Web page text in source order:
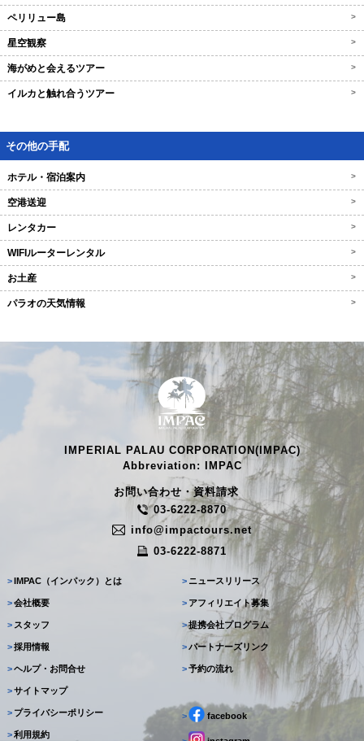
ペリリュー島 >
星空観察 >
海がめと会えるツアー >
イルカと触れ合うツアー >
その他の手配
ホテル・宿泊案内 >
空港送迎 >
レンタカー >
WIFIルーターレンタル >
お土産 >
パラオの天気情報 >
IMPERIAL PALAU CORPORATION(IMPAC)
Abbreviation: IMPAC
お問い合わせ・資料請求
03-6222-8870
info@impactours.net
03-6222-8871
> IMPAC（インパック）とは
>会社概要
> スタッフ
>採用情報
>ヘルプ・お問合せ
>サイトマップ
> ニュースリリース
> アフィリエイト募集
>提携会社プログラム
>パートナーズリンク
>予約の流れ
> プライバシーポリシー
>利用規約
> facebook